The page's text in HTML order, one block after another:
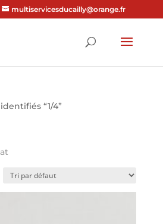
multiservicesducailly@orange.fr
“1/4”